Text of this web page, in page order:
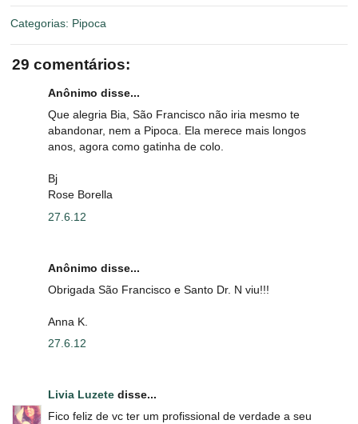
Categorias: Pipoca
29 comentários:
Anônimo disse...
Que alegria Bia, São Francisco não iria mesmo te
abandonar, nem a Pipoca. Ela merece mais longos
anos, agora como gatinha de colo.
Bj
Rose Borella
27.6.12
Anônimo disse...
Obrigada São Francisco e Santo Dr. N viu!!!
Anna K.
27.6.12
Livia Luzete disse...
Fico feliz de vc ter um profissional de verdade a seu